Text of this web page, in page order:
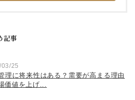
記事
25
理に将来性はある？需要が高まる理由
価値を上げ...